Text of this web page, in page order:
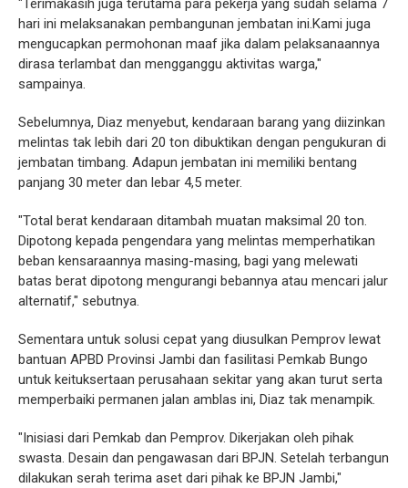
"Terimakasih juga terutama para pekerja yang sudah selama 7
hari ini melaksanakan pembangunan jembatan ini.Kami juga
mengucapkan permohonan maaf jika dalam pelaksanaannya
dirasa terlambat dan mengganggu aktivitas warga,"
sampainya.
Sebelumnya, Diaz menyebut, kendaraan barang yang diizinkan
melintas tak lebih dari 20 ton dibuktikan dengan pengukuran di
jembatan timbang. Adapun jembatan ini memiliki bentang
panjang 30 meter dan lebar 4,5 meter.
"Total berat kendaraan ditambah muatan maksimal 20 ton.
Dipotong kepada pengendara yang melintas memperhatikan
beban kensaraannya masing-masing, bagi yang melewati
batas berat dipotong mengurangi bebannya atau mencari jalur
alternatif," sebutnya.
Sementara untuk solusi cepat yang diusulkan Pemprov lewat
bantuan APBD Provinsi Jambi dan fasilitasi Pemkab Bungo
untuk keituksertaan perusahaan sekitar yang akan turut serta
memperbaiki permanen jalan amblas ini, Diaz tak menampik.
"Inisiasi dari Pemkab dan Pemprov. Dikerjakan oleh pihak
swasta. Desain dan pengawasan dari BPJN. Setelah terbangun
dilakukan serah terima aset dari pihak ke BPJN Jambi,"